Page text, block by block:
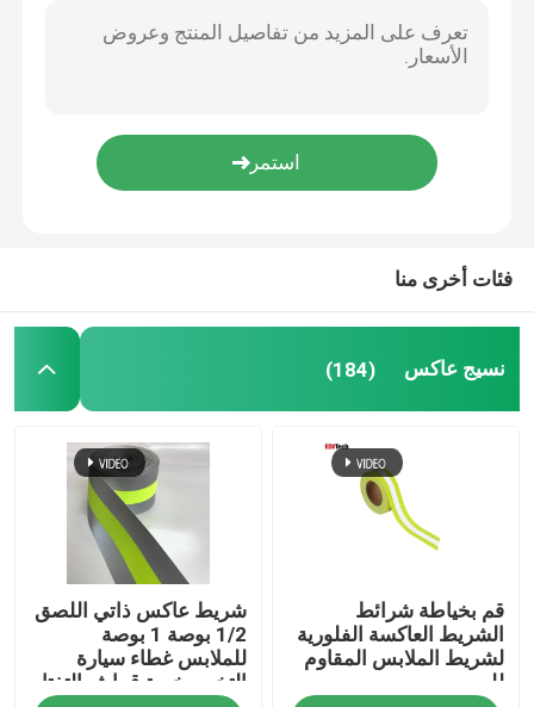
إكسسوارات ملابس العمل
اكسسوارات عاكسة
فئات أخرى منا
نسيج عاكس (184)
قم بخياطة شرائط
الشريط العاكسة الفلورية
لشريط الملابس المقاوم
للهب
شريط عاكس ذاتي اللصق
1/2 بوصة 1 بوصة
للملابس غطاء سيارة
التخييم خيمة قماش التفتا